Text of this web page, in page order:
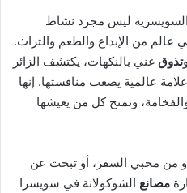
السويسرية ليس مجرد نشاط
من الإبداع والطعم والتراث.
تذوق غني بالنكهات، يكتشف الزائر
علامة عالمية يصعب منافستها. إنها
وتمنح كل من يعيشها
من محبي السفر، أو تبحث عن
مصانع الشوكولاتة في سويسرا